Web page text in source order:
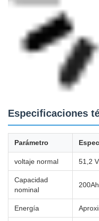
Especificaciones
Parámetro
voltaje normal 51,2 V
Capacidad
nominal
200Ah
Energía